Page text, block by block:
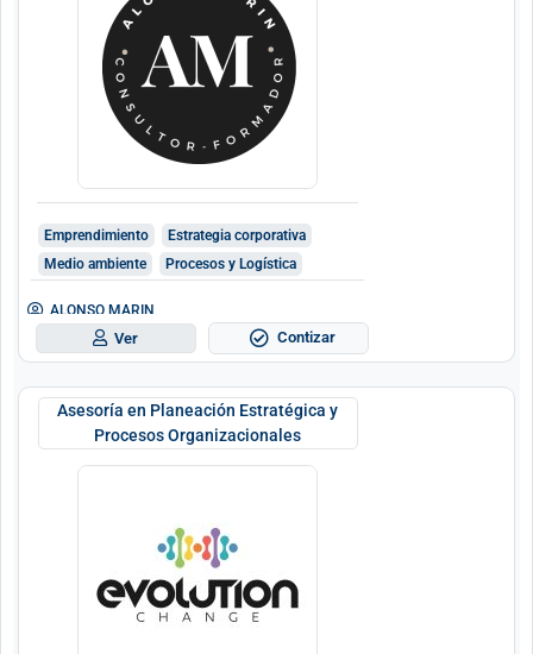
Emprendimiento
Estrategia corporativa
Medio ambiente
Procesos y Logística
ALONSO MARIN
Ver Contizar
Asesoría en Planeación Estratégica y
Procesos Organizacionales